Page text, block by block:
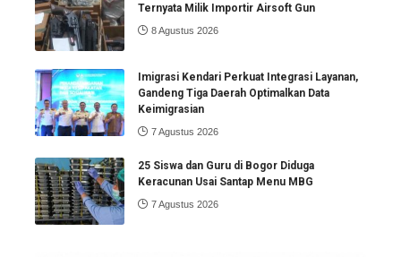
Ternyata Milik Importir Airsoft Gun
8 Agustus 2026
Imigrasi Kendari Perkuat Integrasi Layanan,
Gandeng Tiga Daerah Optimalkan Data
Keimigrasian
7 Agustus 2026
25 Siswa dan Guru di Bogor Diduga
Keracunan Usai Santap Menu MBG
7 Agustus 2026